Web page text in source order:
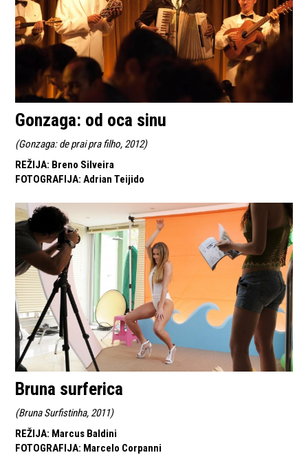
Gonzaga: od oca sinu
(Gonzaga: de prai pra filho, 2012)
REŽIJA: Breno Silveira
FOTOGRAFIJA: Adrian Teijido
Bruna surferica
(Bruna Surfistinha, 2011)
REŽIJA: Marcus Baldini
FOTOGRAFIJA: Marcelo Corpanni